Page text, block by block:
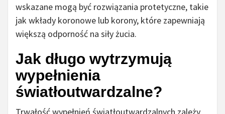
wskazane mogą być rozwiązania protetyczne, takie
jak wkłady koronowe lub korony, które zapewniają
większą odporność na siły żucia.
Jak długo wytrzymują
wypełnienia
światłoutwardzalne?